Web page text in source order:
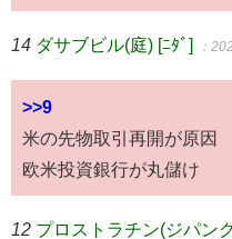
14 ダサブビル(庭) [ﾆﾀﾞ] ：
>>9
米の先物取引再開が原因
欧米投資銀行が丸儲け
12 プロストラチン(ジパン